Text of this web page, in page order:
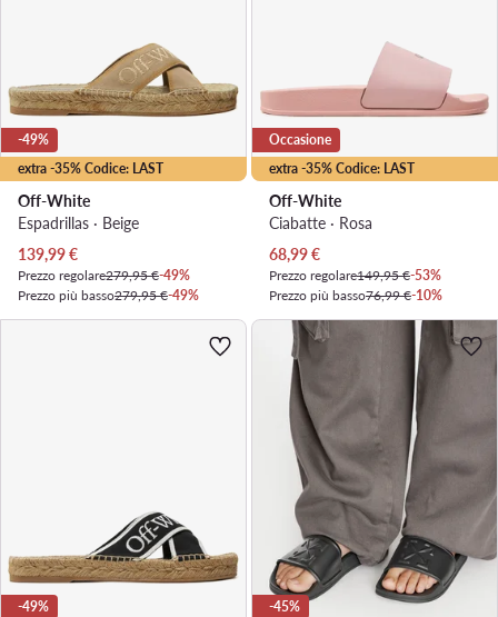
extra -35% Codice: LAST
-49%
Off-White
Espadrillas · Beige
Prezzo attuale
139,99€
Prezzo regolare279,95 €-49%
Prezzo più basso279,95 €-49%
extra -35% Codice: LAST
Occasione
Off-White
Ciabatte · Rosa
Prezzo attuale
68,99€
Prezzo regolare149,95 €-53%
Prezzo più basso76,99 €-10%
-49% -45%